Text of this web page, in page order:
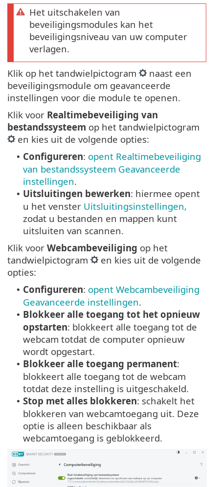
Het uitschakelen van
beveiligingsmodules kan het
beveiligingsniveau van uw computer
verlagen.
Klik op het tandwielpictogram
naast een
beveiligingsmodule om geavanceerde
instellingen voor die module te openen.
Klik voor Realtimebeveiliging van
bestandssysteem op het tandwielpictogram
en kies uit de volgende opties:
• Configureren: opent Realtimebeveiliging
van bestandssysteem Geavanceerde
instellingen.
• Uitsluitingen bewerken: hiermee opent
u het venster Uitsluitingsinstellingen,
zodat u bestanden en mappen kunt
uitsluiten van scannen.
Klik voor Webcambeveiliging op het
tandwielpictogram
en kies uit de volgende
opties:
• Configureren: opent Webcambeveiliging
Geavanceerde instellingen.
• Blokkeer alle toegang tot het opnieuw
opstarten: blokkeert alle toegang tot de
webcam totdat de computer opnieuw
wordt opgestart.
• Blokkeer alle toegang permanent:
blokkeert alle toegang tot de webcam
totdat deze instelling is uitgeschakeld.
• Stop met alles blokkeren: schakelt het
blokkeren van webcamtoegang uit. Deze
optie is alleen beschikbaar als
webcamtoegang is geblokkeerd.